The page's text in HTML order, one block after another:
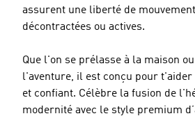
assurent une liberté de
décontractées ou actives.
Que l'on se prélasse à la maison
l'aventure, il est conçu pour
et confiant. Célèbre la fusion de
modernité avec le style premium